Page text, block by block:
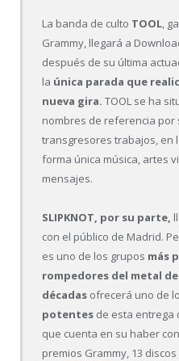
La banda de culto TOOL ,
Grammy, llegará a
después de su última
la única parada que
nueva gira.TOOL se ha
nombres de referencia por
transgresores trabajos, en
forma única música, artes
mensajes.
SLIPKNOT, por su parte,
con el público de Madrid.
es uno de los grupos más
rompedores del metal
décadas ofrecerá uno de
potentes de esta entrega
que cuenta en su haber
premios Grammy, 13